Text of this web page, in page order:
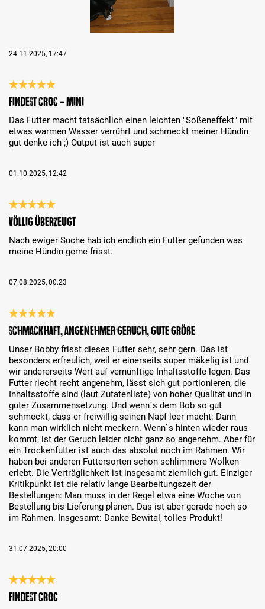
24.11.2025, 17:47
Évaluation avec une note de 5 sur 5 étoiles
Findest Croc - Mini
Das Futter macht tatsächlich einen leichten "Soßeneffekt" mit
etwas warmen Wasser verrührt und schmeckt meiner Hündin
gut denke ich ;) Output ist auch super
01.10.2025, 12:42
Évaluation avec une note de 5 sur 5 étoiles
Völlig überzeugt
Nach ewiger Suche hab ich endlich ein Futter gefunden was
meine Hündin gerne frisst.
07.08.2025, 00:23
Évaluation avec une note de 5 sur 5 étoiles
Schmackhaft, angenehmer Geruch, gute Größe
Unser Bobby frisst dieses Futter sehr, sehr gern. Das ist
besonders erfreulich, weil er einerseits super mäkelig ist und
wir andererseits Wert auf vernünftige Inhaltsstoffe legen. Das
Futter riecht recht angenehm, lässt sich gut portionieren, die
Inhaltsstoffe sind (laut Zutatenliste) von hoher Qualität und in
guter Zusammensetzung. Und wenn`s dem Bob so gut
schmeckt, dass er freiwillig seinen Napf leer macht: Dann
kann man wirklich nicht meckern. Wenn`s hinten wieder raus
kommt, ist der Geruch leider nicht ganz so angenehm. Aber für
ein Trockenfutter ist auch das absolut noch im Rahmen. Wir
haben bei anderen Futtersorten schon schlimmere Wolken
erlebt. Die Verträglichkeit ist insgesamt ziemlich gut. Einziger
Kritikpunkt ist die relativ lange Bearbeitungszeit der
Bestellungen: Man muss in der Regel etwa eine Woche von
Bestellung bis Lieferung planen. Das ist aber gerade noch so
im Rahmen. Insgesamt: Danke Bewital, tolles Produkt!
31.07.2025, 20:00
Évaluation avec une note de 5 sur 5 étoiles
Findest Croc